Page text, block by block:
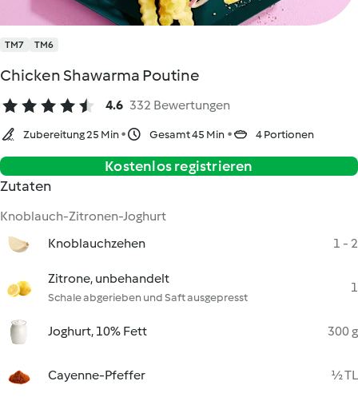
TM7 TM6
Chicken Shawarma Poutine
4.6 332 Bewertungen
Zubereitung 25 Min Gesamt 45 Min 4 Portionen
Kostenlos registrieren
Zutaten
Knoblauch-Zitronen-Joghurt
Knoblauchzehen
1 - 2
Zitrone, unbehandelt
Schale abgerieben und Saft ausgepresst
1
Joghurt, 10% Fett 300 g
Cayenne-Pfeffer ½ TL